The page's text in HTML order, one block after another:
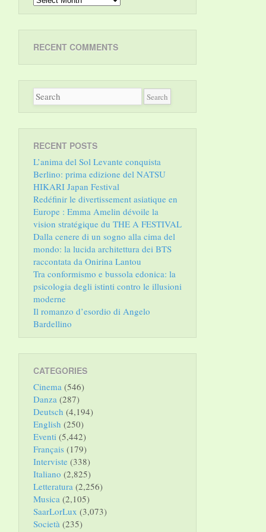
RECENT COMMENTS
RECENT POSTS
L’anima del Sol Levante conquista
Berlino: prima edizione del NATSU
HIKARI Japan Festival
Redéfinir le divertissement asiatique en
Europe : Emma Amelin dévoile la
vision stratégique du THE A FESTIVAL
Dalla cenere di un sogno alla cima del
mondo: la lucida architettura dei BTS
raccontata da Onirina Lantou
Tra conformismo e bussola edonica: la
psicologia degli istinti contro le illusioni
moderne
Il romanzo d’esordio di Angelo
Bardellino
CATEGORIES
Cinema (546)
Danza (287)
Deutsch (4,194)
English (250)
Eventi (5,442)
Français (179)
Interviste (338)
Italiano (2,825)
Letteratura (2,256)
Musica (2,105)
SaarLorLux (3,073)
Società (235)